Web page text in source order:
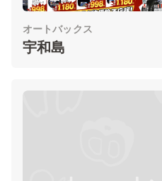
オートバックス
宇和島